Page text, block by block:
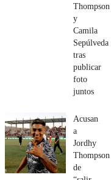
Thompson
y
Camila
Sepúlveda
tras
publicar
foto
juntos
Acusan
a
Jordhy
Thompson
de